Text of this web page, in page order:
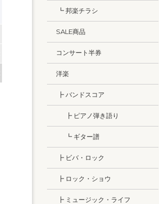
┗ 邦楽チラシ
SALE商品
コンサート半券
洋楽
┣ バンドスコア
┣ ピアノ弾き語り
┗ ギター譜
┣ ビバ・ロック
┣ ロック・ショウ
┣ ミュージック・ライフ